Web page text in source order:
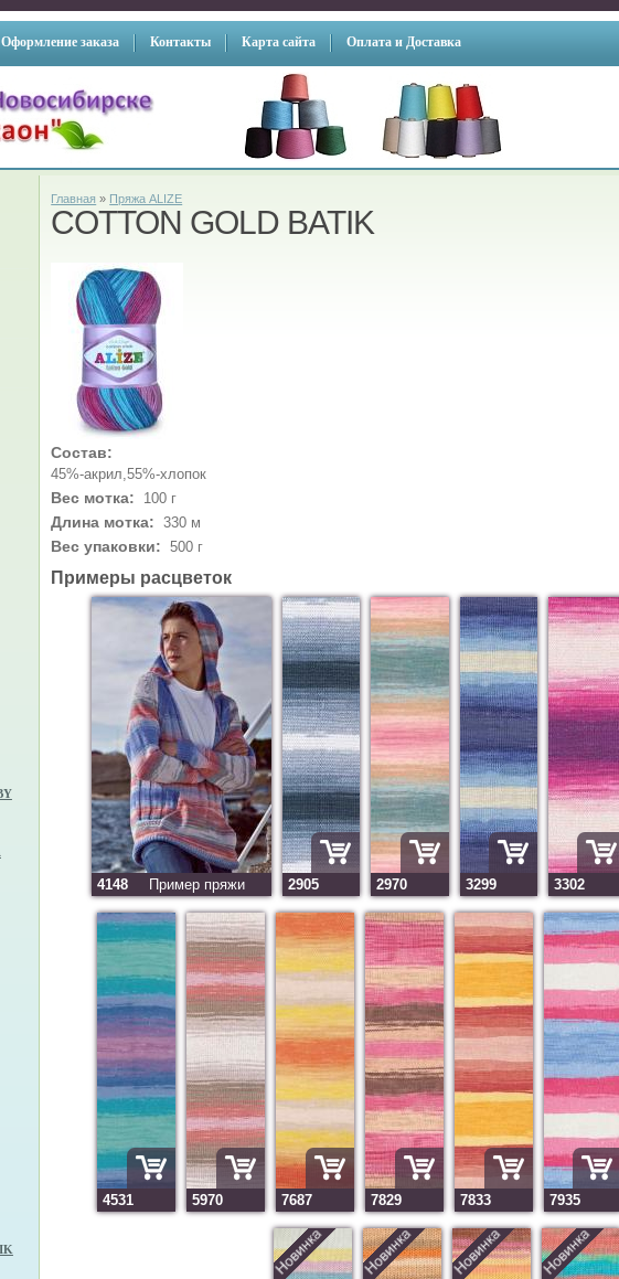
Оформление заказа Контакты Карта сайта Оплата и Доставка
Главная » Пряжа ALIZE
COTTON GOLD BATIK
Состав:
45%-акрил,55%-хлопок
Вес мотка: 100 г
Длина мотка: 330 м
Вес упаковки: 500 г
Примеры расцветок
4148 Пример пряжи 2905 2970 3299 3302
4531 5970 7687 7829 7833 7935